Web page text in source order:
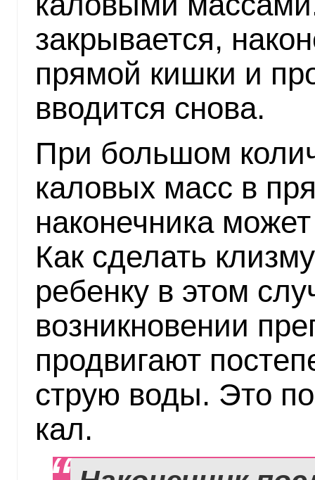
закрывается,
прямой кишки и
вводится снова.
При большом
каловых масс в
наконечника
Как сделать
ребенку в этом
возникновении
продвигают
струю воды. Это
кал.